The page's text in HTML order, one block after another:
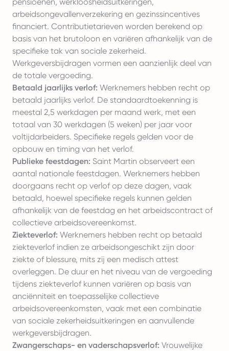
arbeidsongevallenverzekering en gezinssincentives
financiert. Contributietarieven worden berekend op
basis van het brutoloon en variëren afhankelijk van de
specifieke tak van sociale zekerheid.
Werkgeversbijdragen vormen een aanzienlijk deel van
de totale vergoeding.
Betaald jaarlijks verlof: Werknemers hebben recht op
betaald jaarlijks verlof. De standaardtoekenning is
meestal 2,5 werkdagen per maand werk, met een
totaal van 30 werkdagen (5 weken) per jaar voor
voltijdarbeiders. Specifieke regels gelden voor de
opbouw en timing van het verlof.
Publieke feestdagen: Saint Martin observeert een
aantal nationale feestdagen. Werknemers hebben
doorgaans recht op verlof op deze dagen, vaak
betaald, hoewel specifieke regels kunnen gelden
afhankelijk van de feestdag en het arbeidscontract of
collectieve arbeidsovereenkomst.
Ziekteverlof: Werknemers hebben recht op betaald
ziekteverlof indien ze arbeidsongeschikt zijn door
ziekte of blessure, mits zij een medisch attest
overleggen. De duur en het niveau van de vergoeding
tijdens ziekteverlof kunnen variëren op basis van
anciënniteit en toepasselijke collectieve
arbeidsovereenkomsten, vaak met een combinatie
van sociale zekerheidsuitkeringen en aanvullende
werkgeversbijdragen.
Zwangerschaps- en vaderschapsverlof: Vrouwelijke